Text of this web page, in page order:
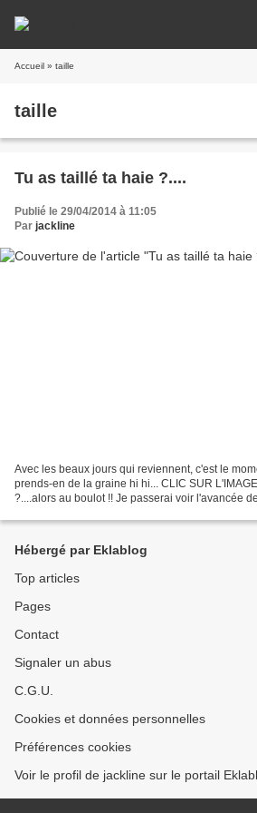
Accueil » taille
taille
Tu as taillé ta haie ?....
Publié le 29/04/2014 à 11:05
Par jackline
Avec les beaux jours qui reviennent, c'est le
prends-en de la graine hi hi... CLIC SUR
?....alors au boulot !! Je passerai voir l'avancée
Hébergé par Eklablog
Top articles
Pages
Contact
Signaler un abus
C.G.U.
Cookies et données personnelles
Préférences cookies
Voir le profil de jackline sur le portail